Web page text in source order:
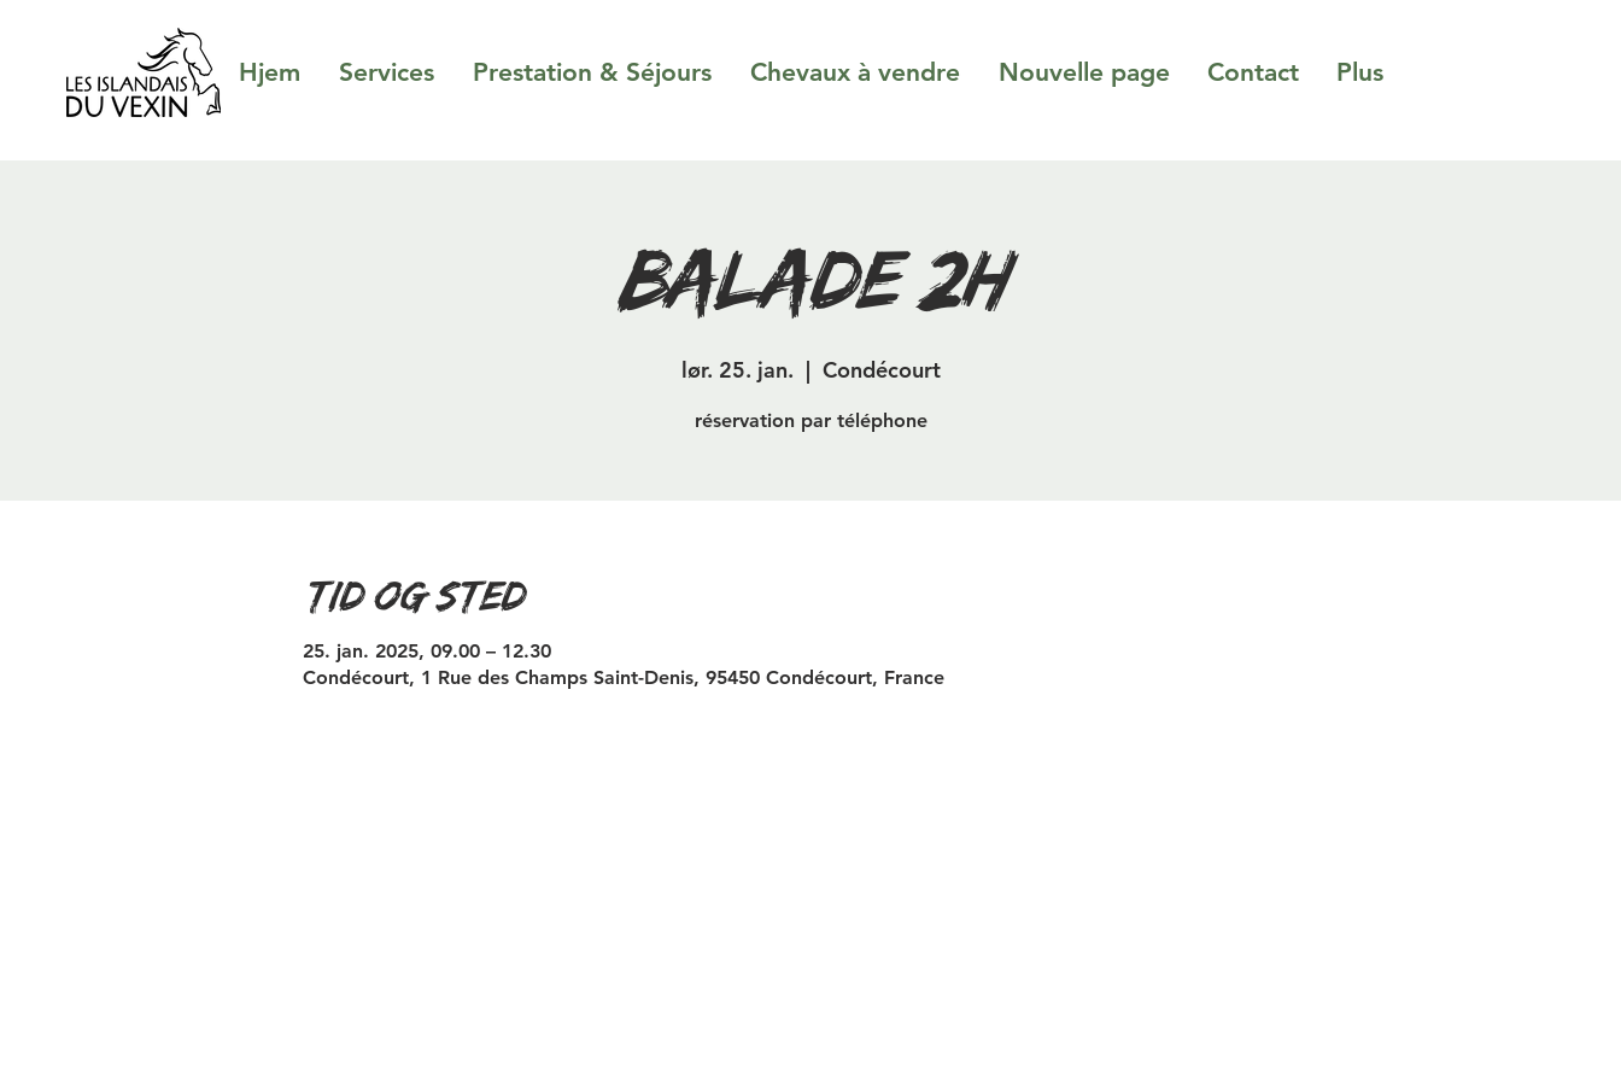
Hjem Services Prestation & Séjours Chevaux à vendre Nouvelle page Contact Plus
Balade 2H
lør. 25. jan.
  |
Condécourt
réservation par téléphone
Tid og sted
25. jan. 2025, 09.00 – 12.30
Condécourt, 1 Rue des Champs Saint-Denis, 95450 Condécourt, France